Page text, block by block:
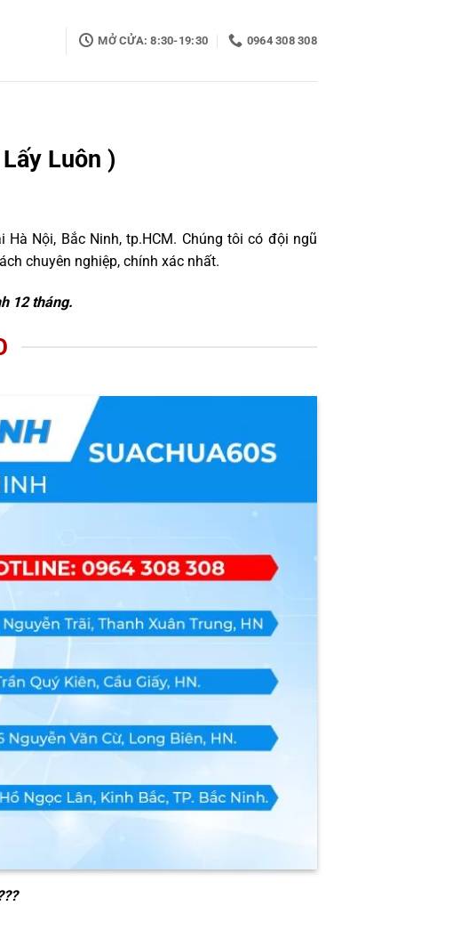
MỞ CỬA: 8:30-19:30 0964 308 308
Luôn )
Nội, Bắc Ninh, tp.HCM. Chúng tôi có đội ngũ
chuyên nghiệp, chính xác nhất.
12 tháng.